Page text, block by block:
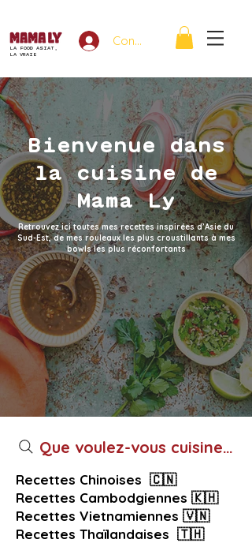
LA FOOD ASIAT,
LA VRAIE
Connexion
Bienvenue dans
la cuisine de
Mama Ly
Retrouvez ici toutes mes recettes inspirées d’Asie du
Sud-Est, de mes rouleaux les plus croustillants à mes
bowls les plus réconfortants
Que voulez-vous cuisiner
Recettes Chinoises 🇨🇳
Recettes Cambodgiennes 🇰🇭
Recettes Vietnamiennes 🇻🇳
Recettes Thaïlandaises 🇹🇭